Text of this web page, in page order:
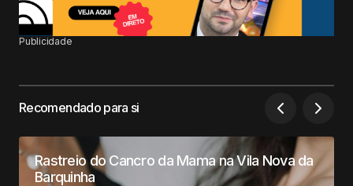
Publicidade
Recomendado para si
Rastreio do Cancro da Mama na Vila Nova da
Barquinha